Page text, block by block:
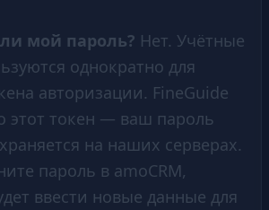
мой пароль? Нет. Учётные
однократно для
авторизации. FineGuide
этот токен — ваш пароль
на наших серверах.
пароль в amoCRM,
ввести новые данные для